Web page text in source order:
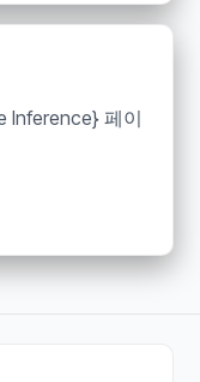
Inference} 페이